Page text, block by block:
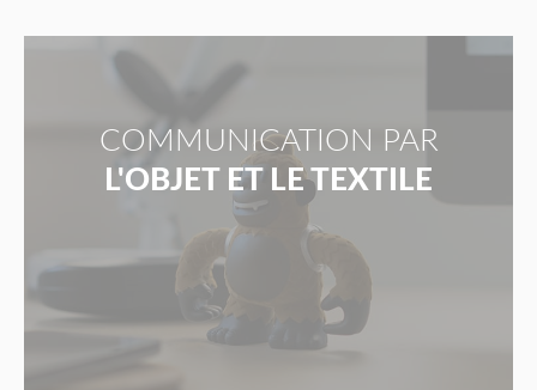
COMMUNICATION PAR
L'OBJET ET LE TEXTILE